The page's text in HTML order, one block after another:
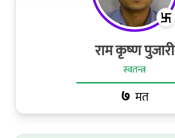
राम कृष्‍ण पुजारी
स्वतन्त्र
७ मत